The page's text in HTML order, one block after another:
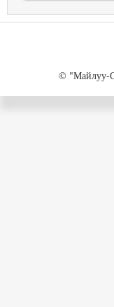
© "Майлуу-